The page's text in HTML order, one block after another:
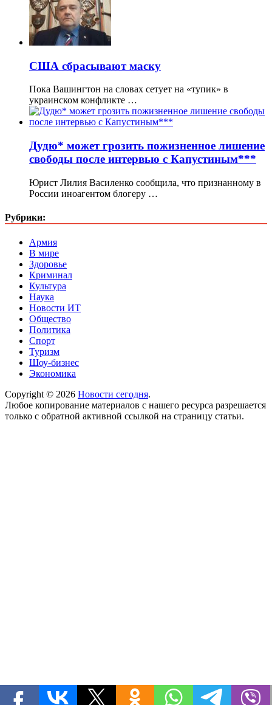
CША сбрасывают маску
Пока Вашингтон на словах сетует на «тупик» в
украинском конфликте …
Дудю* может грозить пожизненное лишение
свободы после интервью с Капустиным***
Юрист Лилия Василенко сообщила, что признанному в
России иноагентом блогеру …
Рубрики:
Армия
В мире
Здоровье
Криминал
Культура
Наука
Новости ИТ
Общество
Политика
Спорт
Туризм
Шоу-бизнес
Экономика
Copyright © 2026 Новости сегодня.
Любое копирование материалов с нашего ресурса разрешается
только с обратной активной ссылкой на страницу статьи.